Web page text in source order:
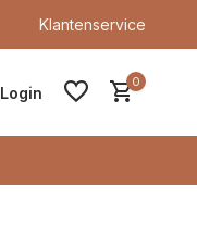
Klantenservice
Login
0